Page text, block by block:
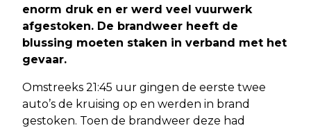
enorm druk en er werd veel vuurwerk
afgestoken. De brandweer heeft de
blussing moeten staken in verband met het
gevaar.
Omstreeks 21:45 uur gingen de eerste twee
auto’s de kruising op en werden in brand
gestoken. Toen de brandweer deze had